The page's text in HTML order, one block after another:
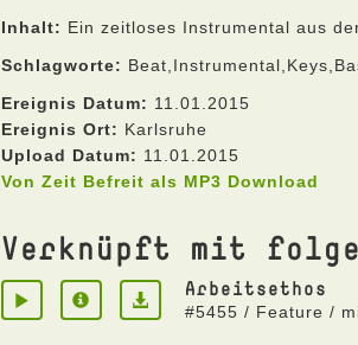
Inhalt: Ein zeitloses Instrumental aus
Schlagworte:
Ereignis Datum: 11.01.2015
Ereignis Ort: Karlsruhe
Upload Datum: 11.01.2015
Von Zeit Befreit als MP3 Download
Verknüpft mit
Arbeitsethos
#5455 / Feature /